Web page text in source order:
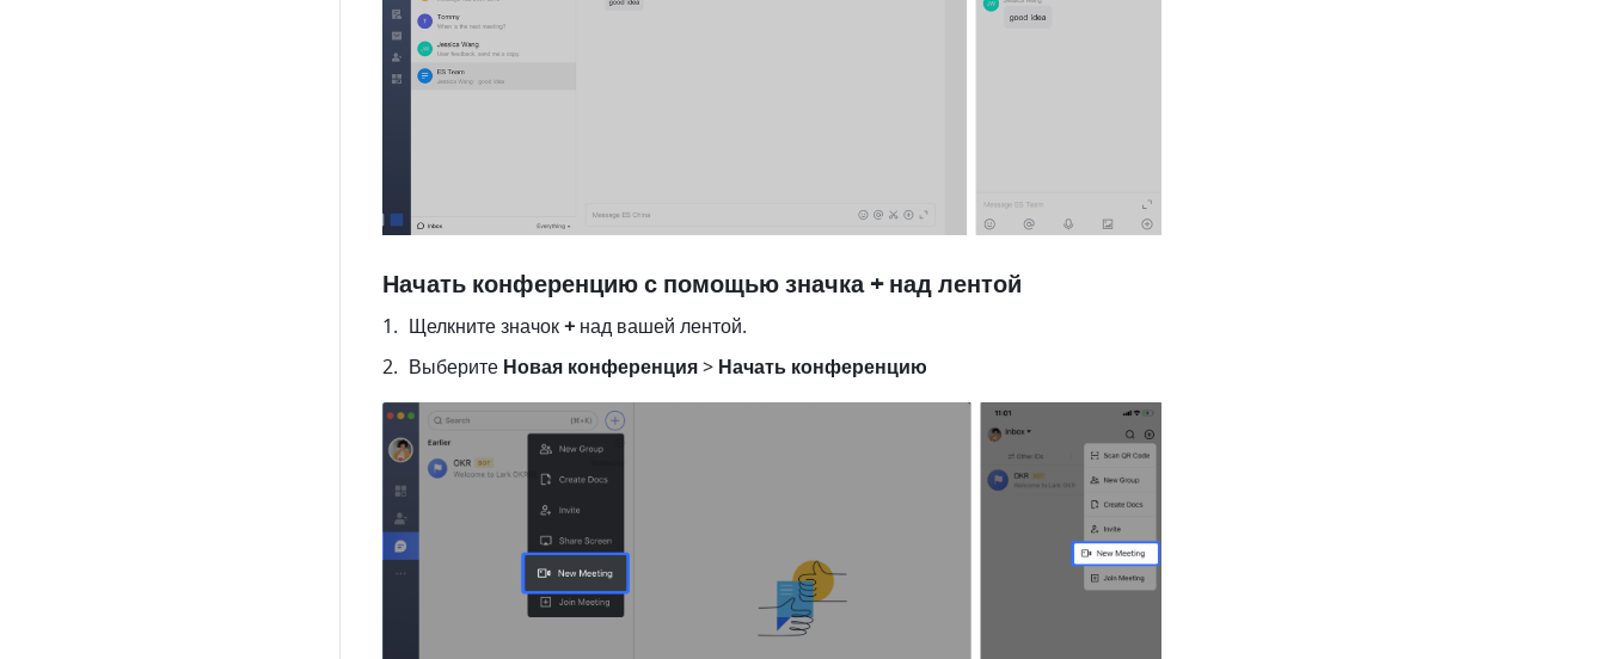
Начать конференцию с помощью значка + над лентой
Щелкните значок + над вашей лентой.
Выберите Новая конференция > Начать конференцию